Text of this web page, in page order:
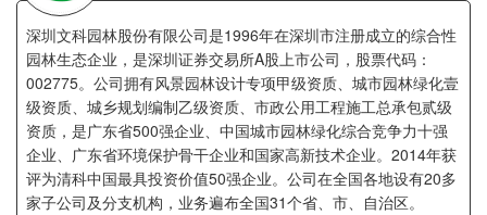
视 频
头条资讯
业 界
机 构
人 物
地 产
深圳文科园林股份有限公司是1996年在深圳市注册成立的综合性
园林生态企业，是深圳证券交易所A股上市公司，股票代码：
002775。公司拥有风景园林设计专项甲级资质、城市园林绿化壹
级资质、城乡规划编制乙级资质、市政公用工程施工总承包贰级
资质，是广东省500强企业、中国城市园林绿化综合竞争力十强
企业、广东省环境保护骨干企业和国家高新技术企业。2014年获
评为清科中国最具投资价值50强企业。公司在全国各地设有20多
家子公司及分支机构，业务遍布全国31个省、市、自治区。